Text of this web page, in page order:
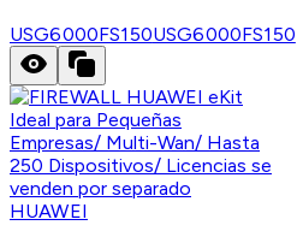
USG6000FS150USG6000FS150
HUAWEI